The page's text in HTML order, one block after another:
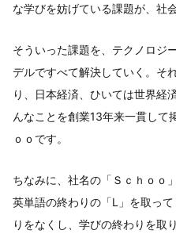
な学びを妨げている課題が、社
そういった課題を、テクノロジ
デルですべて解決していく。そ
り、日本経済、ひいては世界経
んなことを創業13年来一貫して
ｏｏです。
ちなみに、社名の「Ｓｃｈｏｏ
英単語の終わりの「L」を取っ
りをなくし、学びの終わりを取